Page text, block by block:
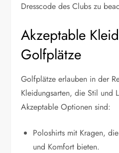
Dresscode des Clubs zu
Akzeptable
Golfplätze
Golfplätze erlauben in der
Kleidungsarten, die Stil und
Akzeptable Optionen sind:
Poloshirts mit Kragen,
und Komfort bieten.